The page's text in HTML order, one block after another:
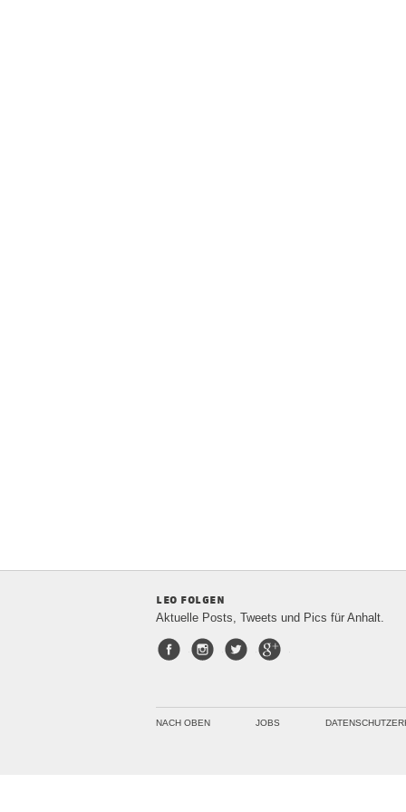
leo folgen
Aktuelle Posts, Tweets und Pics für Anhalt.
FacebookInstagram
Twitter
NACH OBEN JOBS